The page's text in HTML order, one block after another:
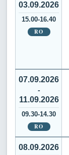
03.09.2026
15.00-16.40
RO
07.09.2026
-
11.09.2026
09.30-14.30
RO
08.09.2026